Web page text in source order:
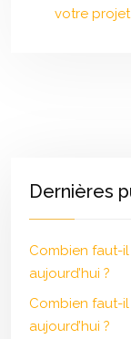
votre projet
Dernières
Combien faut-il
aujourd’hui ?
Combien faut-il
aujourd’hui ?